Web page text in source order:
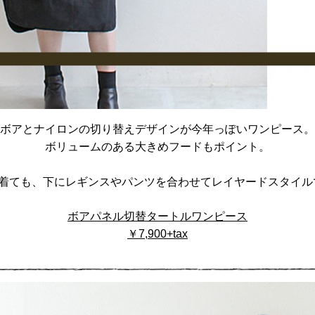
ボアとナイロンの切り替えデザインが今年っぽいワンピース。
ボリュームのある大きめフードもポイント。
ても、下にレギンスやパンツを合わせてレイヤードスタイ
ボアパネル切替タートルワンピース
￥7,900+tax